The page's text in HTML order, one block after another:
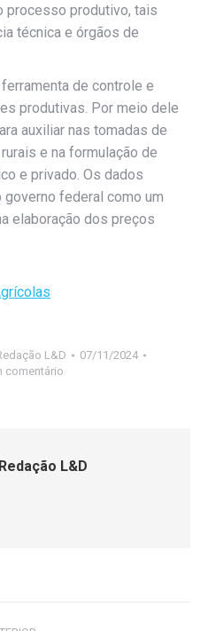
processo produtivo, tais
técnica e órgãos de
de controle e
produtivas. Por meio dele
auxiliar nas tomadas de
e na formulação de
e privado. Os dados
federal como um
elaboração dos preços
L&D
07/11/2024
comentário
Redação L&D